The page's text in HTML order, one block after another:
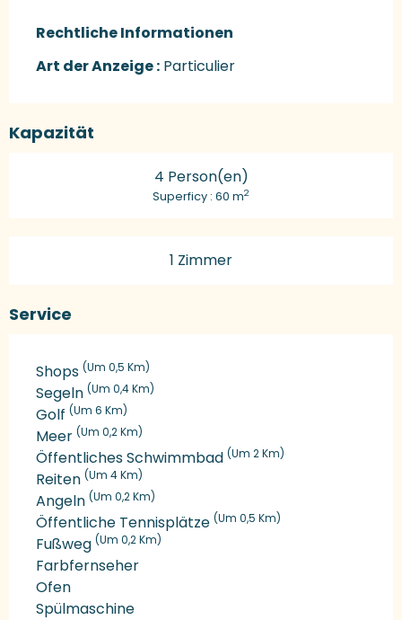
Rechtliche Informationen
Rechtliche Informationen
Art der Anzeige : Particulier
Kapazität
4 Person(en)
Superficy : 60 m2
1 Zimmer
Service
Shops (Um 0,5 Km)
Segeln (Um 0,4 Km)
Golf (Um 6 Km)
Meer (Um 0,2 Km)
Öffentliches Schwimmbad (Um 2 Km)
Reiten (Um 4 Km)
Angeln (Um 0,2 Km)
Öffentliche Tennisplätze (Um 0,5 Km)
Fußweg (Um 0,2 Km)
Farbfernseher
Ofen
Spülmaschine